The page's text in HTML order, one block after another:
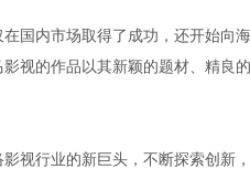
国内市场取得了成功，还开始向
视的作品以其新颖的题材、精良
视行业的新巨头，不断探索创新